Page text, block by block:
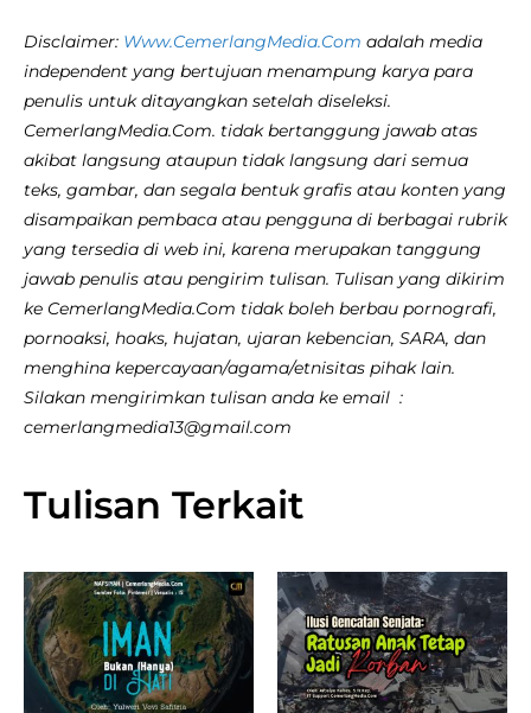
Disclaimer: Www.CemerlangMedia.Com adalah media
independent yang bertujuan menampung karya para
penulis untuk ditayangkan setelah diseleksi.
CemerlangMedia.Com. tidak bertanggung jawab atas
akibat langsung ataupun tidak langsung dari semua
teks, gambar, dan segala bentuk grafis atau konten yang
disampaikan pembaca atau pengguna di berbagai rubrik
yang tersedia di web ini, karena merupakan tanggung
jawab penulis atau pengirim tulisan. Tulisan yang dikirim
ke CemerlangMedia.Com tidak boleh berbau pornografi,
pornoaksi, hoaks, hujatan, ujaran kebencian, SARA, dan
menghina kepercayaan/agama/etnisitas pihak lain.
Silakan mengirimkan tulisan anda ke email :
cemerlangmedia13@gmail.com
Tulisan Terkait